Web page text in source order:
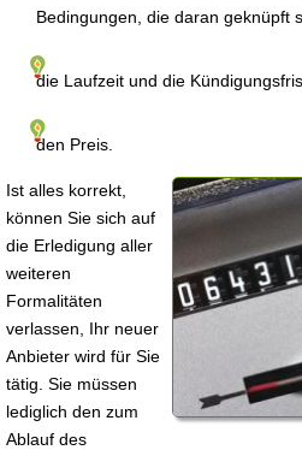
Bedingungen, die daran geknüpft
die Laufzeit und die
den Preis.
Ist alles korrekt,
können Sie sich auf
die Erledigung aller
weiteren
Formalitäten
verlassen, Ihr neuer
Anbieter wird für Sie
tätig. Sie müssen
lediglich den zum
Ablauf des